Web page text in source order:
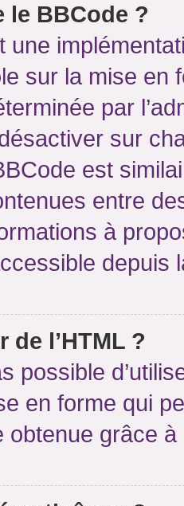
le BBCode ?
une
sur la mise en
par
sur
est
entre
à
depuis
l’HTML ?
possible
en forme qui
obtenue grâce à